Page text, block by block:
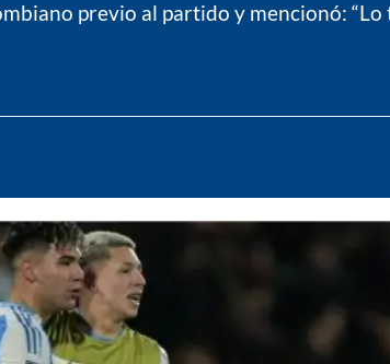
previo al partido y mencionó: